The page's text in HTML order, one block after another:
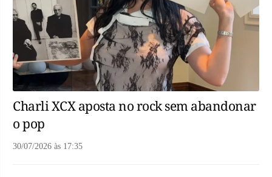
Charli XCX aposta no rock sem abandonar
o pop
30/07/2026 às 17:35